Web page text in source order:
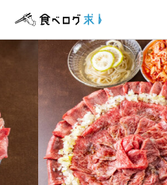
ログイン
食べログ求人TOP
求人検索
腹十一分
調理師・調理ス
調理師・調理スタッフ
月給320,000円〜
アルバイト・パート 腹十一分
ホールスタッフ
ホールスタッフ・サ
時給1,300円〜1,500円